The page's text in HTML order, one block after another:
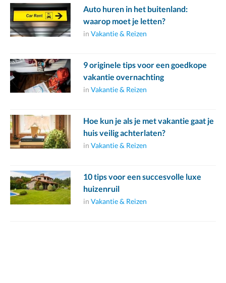
Auto huren in het buitenland:
waarop moet je letten?
in Vakantie & Reizen
9 originele tips voor een goedkope
vakantie overnachting
in Vakantie & Reizen
Hoe kun je als je met vakantie gaat je
huis veilig achterlaten?
in Vakantie & Reizen
10 tips voor een succesvolle luxe
huizenruil
in Vakantie & Reizen